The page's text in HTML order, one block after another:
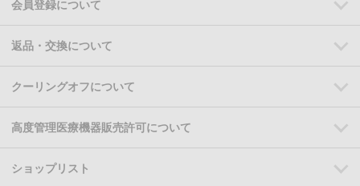
会員登録について
返品・交換について
クーリングオフについて
高度管理医療機器販売許可について
ショップリスト